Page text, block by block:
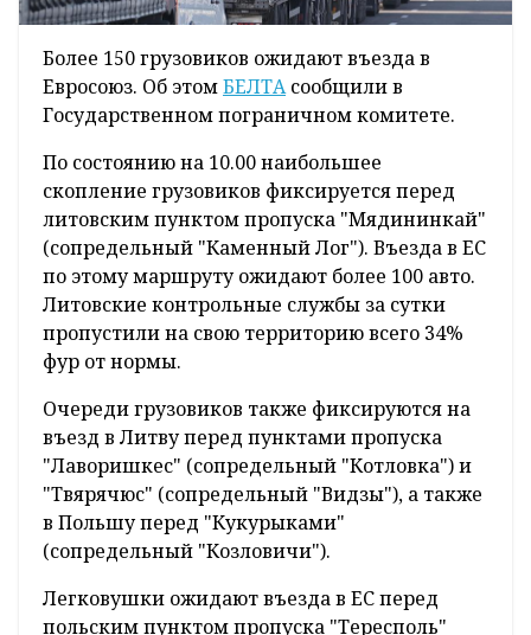
Более 150 грузовиков ожидают въезда в
Евросоюз. Об этомБЕЛТАсообщили в
Государственном пограничном комитете.
По состоянию на 10.00 наибольшее
скопление грузовиков фиксируется перед
литовским пунктом пропуска "Мядининкай"
(сопредельный "Каменный Лог"). Въезда в ЕС
по этому маршруту ожидают более 100 авто.
Литовские контрольные службы за сутки
пропустили на свою территорию всего 34%
фур от нормы.
Очереди грузовиков также фиксируются на
въезд в Литву перед пунктами пропуска
"Лаворишкес" (сопредельный "Котловка") и
"Твярячюс" (сопредельный "Видзы"), а также
в Польшу перед "Кукурыками"
(сопредельный "Козловичи").
Легковушки ожидают въезда в ЕС перед
польским пунктом пропуска "Тересполь"